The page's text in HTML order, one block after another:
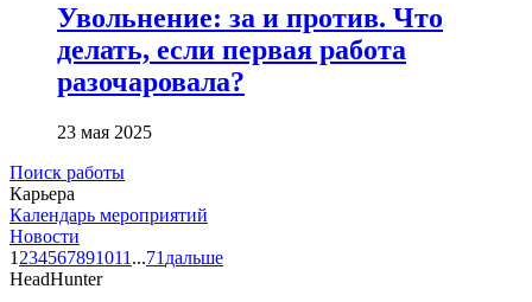
Увольнение: за и против. Что
делать, если первая работа
разочаровала?
23 мая 2025
Поиск работы
Карьера
Календарь мероприятий
Новости
1 234567891011 ...71 дальше
HeadHunter